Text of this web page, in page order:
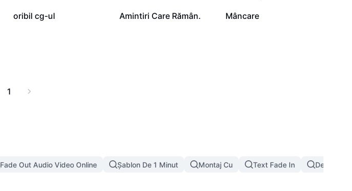
8
oribil cg-ul 5
Amintiri Care Rămân. 3
Mâncare
1
Fade Out Audio Video Online Șablon De 1 Minut Montaj Cu Text Fade In Desen De